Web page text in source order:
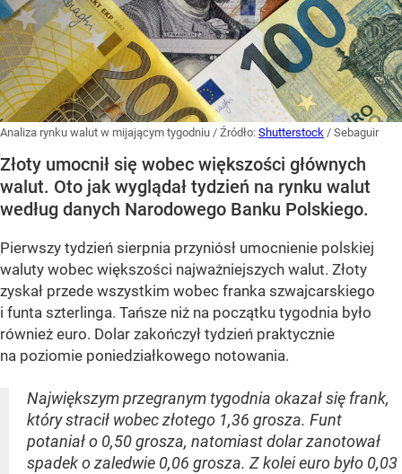
Analiza rynku walut w mijającym tygodniu / Źródło: Shutterstock / Sebaguir
Złoty umocnił się wobec większości głównych
walut. Oto jak wyglądał tydzień na rynku walut
według danych Narodowego Banku Polskiego.
Pierwszy tydzień sierpnia przyniósł umocnienie polskiej
waluty wobec większości najważniejszych walut. Złoty
zyskał przede wszystkim wobec franka szwajcarskiego
i funta szterlinga. Tańsze niż na początku tygodnia było
również euro. Dolar zakończył tydzień praktycznie
na poziomie poniedziałkowego notowania.
Największym przegranym tygodnia okazał się frank,
który stracił wobec złotego 1,36 grosza. Funt
potaniał o 0,50 grosza, natomiast dolar zanotował
spadek o zaledwie 0,06 grosza. Z kolei euro było 0,03